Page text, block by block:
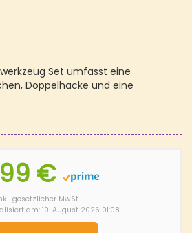
Set umfasst eine
Doppelhacke und eine
€
gesetzlicher MwSt.
am: 10. August 2026 01:08